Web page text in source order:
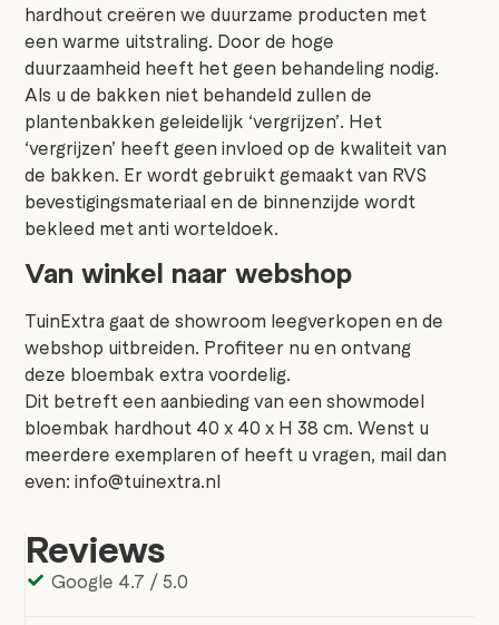
hardhout creëren we duurzame producten met
een warme uitstraling. Door de hoge
duurzaamheid heeft het geen behandeling nodig.
Als u de bakken niet behandeld zullen de
plantenbakken geleidelijk ‘vergrijzen’. Het
‘vergrijzen’ heeft geen invloed op de kwaliteit van
de bakken. Er wordt gebruikt gemaakt van RVS
bevestigingsmateriaal en de binnenzijde wordt
bekleed met anti worteldoek.
Van winkel naar webshop
TuinExtra gaat de showroom leegverkopen en de
webshop uitbreiden. Profiteer nu en ontvang
deze bloembak extra voordelig.
Dit betreft een aanbieding van een showmodel
bloembak hardhout 40 x 40 x H 38 cm. Wenst u
meerdere exemplaren of heeft u vragen, mail dan
even: info@tuinextra.nl
Reviews
Google 4.7 / 5.0